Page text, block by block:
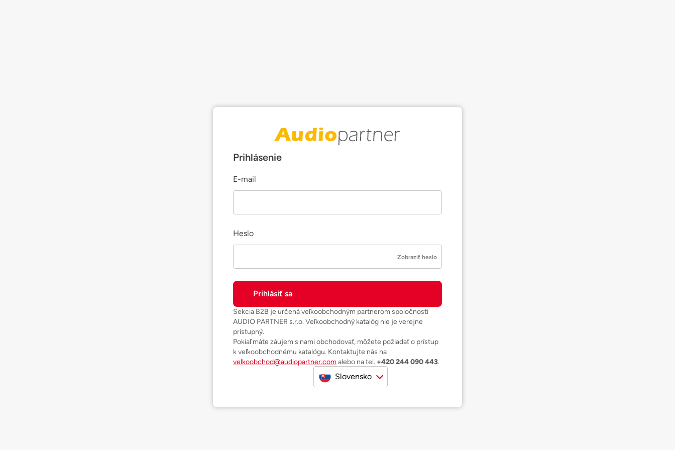
Prihlásenie
E-mail
Heslo
Zobraziť heslo
Sekcia B2B je určená veľkoobchodným partnerom spoločnosti
AUDIO PARTNER s.r.o. Veľkoobchodný katalóg nie je verejne
prístupný.
Pokiaľ máte záujem s nami obchodovať, môžete požiadať o prístup
k veľkoobchodnému katalógu. Kontaktujte nás na
velkoobchod@audiopartner.comalebo na tel. +420 244 090 443.
Slovensko